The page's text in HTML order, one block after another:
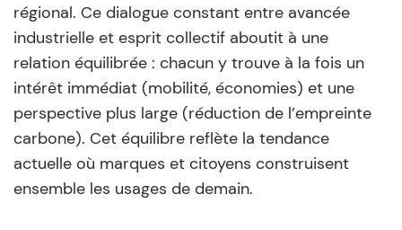
régional. Ce dialogue constant entre avancée
industrielle et esprit collectif aboutit à une
relation équilibrée : chacun y trouve à la fois un
intérêt immédiat (mobilité, économies) et une
perspective plus large (réduction de l’empreinte
carbone). Cet équilibre reflète la tendance
actuelle où marques et citoyens construisent
ensemble les usages de demain.